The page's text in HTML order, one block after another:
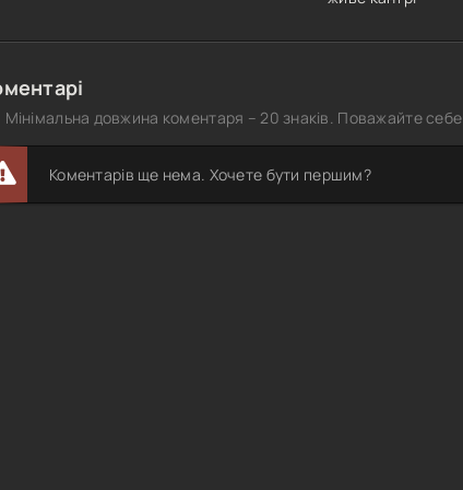
Мінімальна довжина коментаря – 20 знаків. Поважайте себе
Коментарів ще нема. Хочете бути першим?